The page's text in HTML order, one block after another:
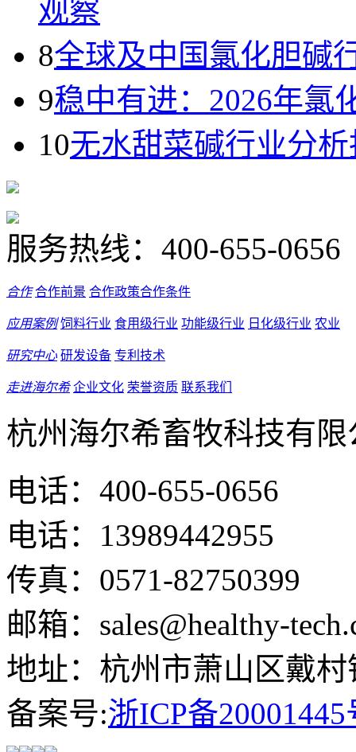
观察
8全球及中国氯化胆碱
9稳中有进：2026年氯
10无水甜菜碱行业分
服务热线： 400-655-0656
合作 合作前景 合作政策合作条件
应用案例 饲料行业 食用级行业 功能级行业 日化级行业 农业
研究中心 研发设备 专利技术
走进海尔希 企业文化 荣誉资质 联系我们
杭州海尔希畜牧科技有限
电话：400-655-0656
电话：13989442955
传真：0571-82750399
邮箱：sales@healthy-
地址：杭州市萧山区戴
备案号:浙ICP备20001445